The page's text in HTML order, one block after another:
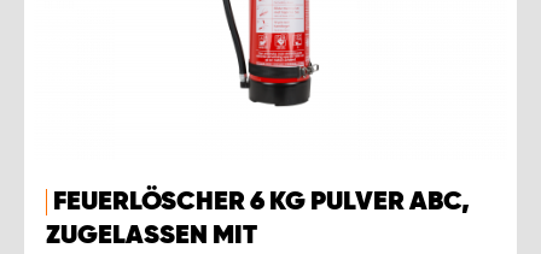
FEUERLÖSCHER 6 KG PULVER ABC,
ZUGELASSEN MIT